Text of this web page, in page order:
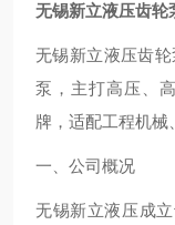
无锡新立液压齿轮
无锡新立液压齿
泵，主打高压、
牌，适配工程机械
一、公司概况
无锡新立液压成